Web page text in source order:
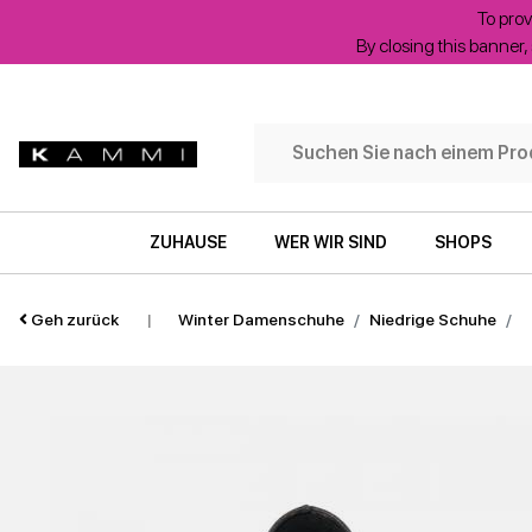
To
By closing this
ZUHAUSE WER WIR SIND SHOPS
Geh zurück | Winter Damenschuhe Niedrige Schuhe